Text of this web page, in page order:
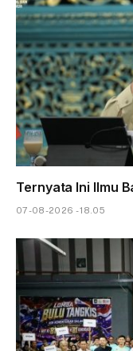
Ternyata Ini Ilmu
07-08-2026 - 18.05